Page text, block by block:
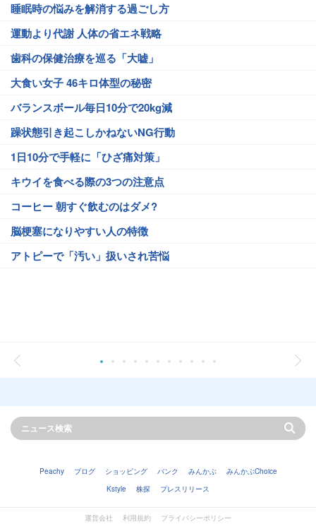
睡眠時の悩みを解消する過ごし方
運動より代謝 人体の省エネ戦略
歯科の保健治療を巡る「大嘘」
大食い女子 46キロ体型の秘密
バランスボール毎日10分で20kg減
躁状態引き起こしかねないNG行動
1日10分で手軽に「ひざ痛対策」
キウイを食べる際の3つの注意点
コーヒー 朝すぐ飲むのはダメ?
脳梗塞になりやすい人の特徴
アトピーで「汚い」扱いされ苦悩
Peachy ブログ ショッピング バンク みんかぶ
みんかぶChoice
Kstyle
株探 プレスリリース
運営会社 利用規約 プライバシーポリシー